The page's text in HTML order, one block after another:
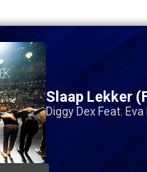
Slaap Lekker
Diggy Dex Feat.